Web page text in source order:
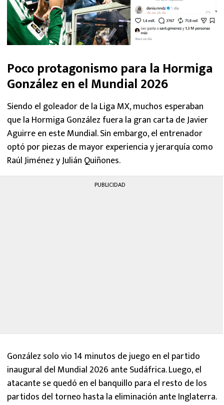
Poco protagonismo para la Hormiga
González en el Mundial 2026
Siendo el goleador de la Liga MX, muchos esperaban
que la Hormiga González fuera la gran carta de Javier
Aguirre en este Mundial. Sin embargo, el entrenador
optó por piezas de mayor experiencia y jerarquía como
Raúl Jiménez y Julián Quiñones.
PUBLICIDAD
González solo vio 14 minutos de juego en el partido
inaugural del Mundial 2026 ante Sudáfrica. Luego, el
atacante se quedó en el banquillo para el resto de los
partidos del torneo hasta la eliminación ante Inglaterra.